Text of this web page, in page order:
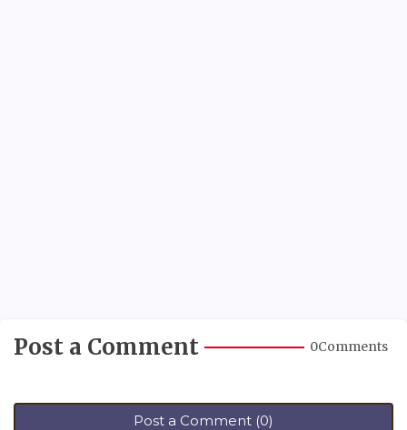
Post a Comment 0Comments
Post a Comment (0)